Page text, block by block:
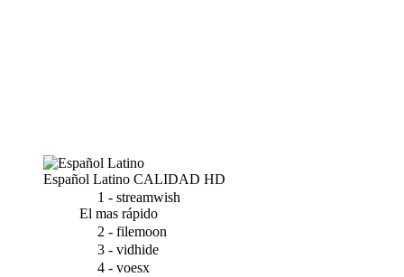
Español Latino CALIDAD HD
1 - streamwish
El mas rápido
2 - filemoon
3 - vidhide
4 - voesx